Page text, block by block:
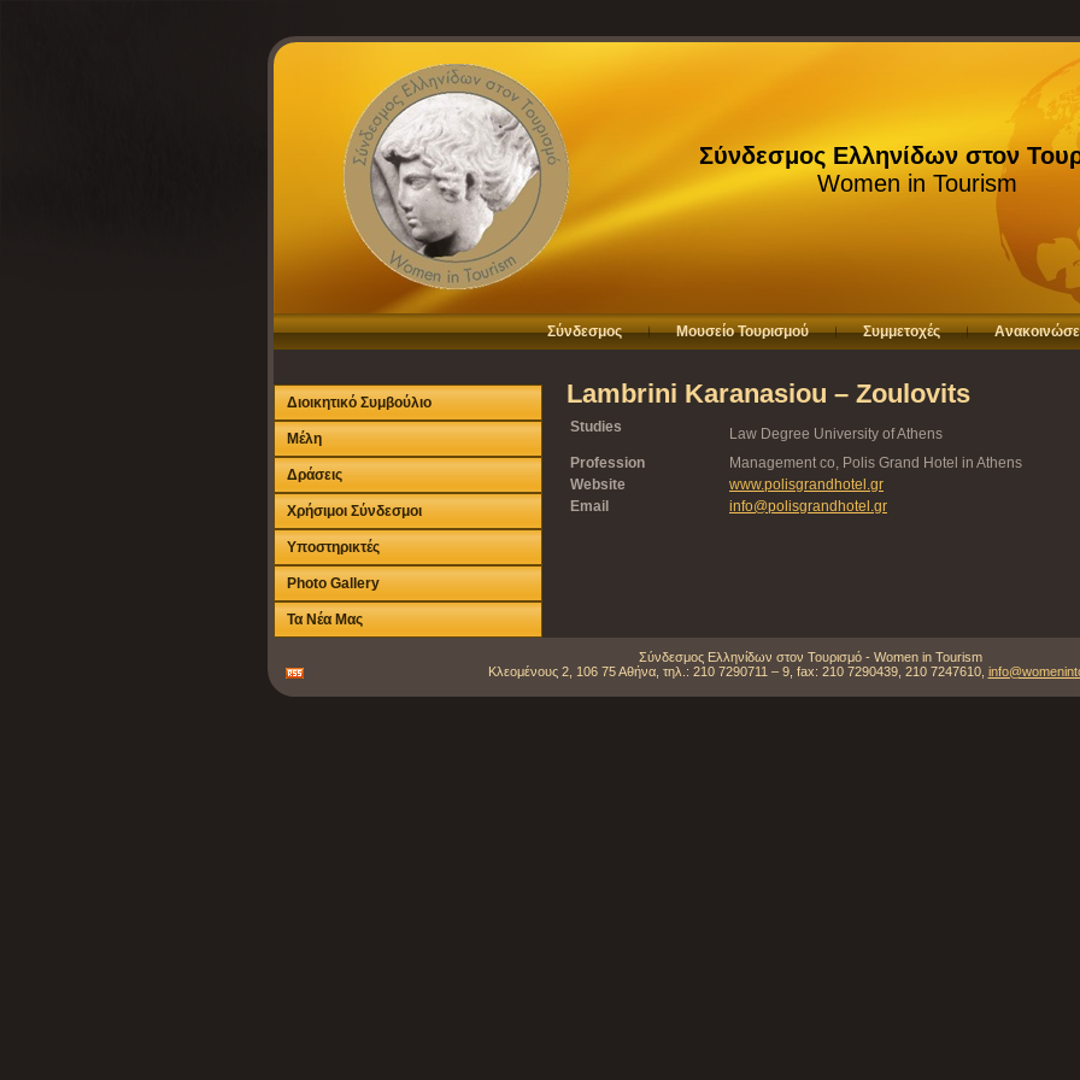
Σύνδεσμος Ελληνίδων στον
Women in Tourism
Σύνδεσμος Μουσείο Τουρισμού Συμμετοχές
Διοικητικό Συμβούλιο
Μέλη
Δράσεις
Χρήσιμοι Σύνδεσμοι
Υποστηρικτές
Photo Gallery
Τα Νέα Μας
Lambrini Karanasiou – Zoulovits
Studies
Law Degree University of Athens
Profession
Management co, Polis Grand Hotel in Athens
Website
www.polisgrandhotel.gr
Email
info@polisgrandhotel.gr
Σύνδεσμος Ελληνίδων στον Τουρισμό - Women in Tourism
Κλεομένους 2, 106 75 Αθήνα, τηλ.: 210 7290711 – 9, fax: 210 7290439, 210 7247610,